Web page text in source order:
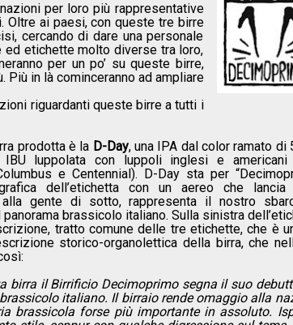
per loro più rappresentative
Oltre ai paesi, con queste tre birre
cercando di dare una personale
etichette molto diverse tra loro,
per un po’ su queste birre,
in là cominceranno ad ampliare
riguardanti queste birre a tutti i
prodotta è la D-Day, una IPA dal color ramato di
luppolata con luppoli inglesi e americani
e Centennial). D-Day sta per
dell’etichetta con un aereo che lancia
alla gente di sotto, rappresenta il nostro
brassicolo italiano. Sulla sinistra
tratto comune delle tre etichette, che è
storico-organolettica della birra, che
birra il Birrificio Decimoprimo segna il suo
italiano. Il birraio rende omaggio alla
brassicola forse più importante in assoluto.